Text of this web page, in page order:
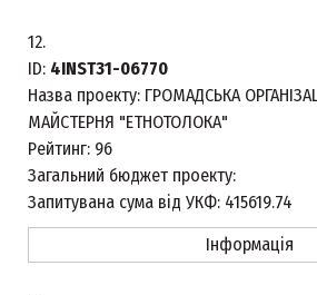
12.
ID: 4INST31-06770
Назва проекту: ГРОМАДСЬКА
МАЙСТЕРНЯ "ЕТНОТОЛОКА"
Рейтинг: 96
Загальний бюджет проекту:
Запитувана сума від УКФ: 415619.74
Інформація